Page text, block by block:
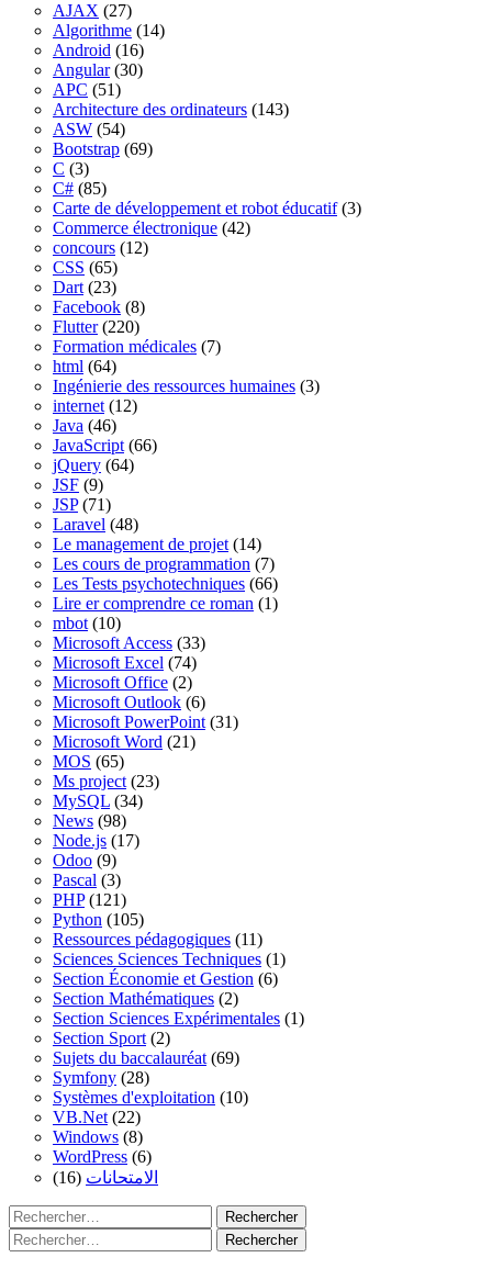
AJAX (27)
Algorithme (14)
Android (16)
Angular(30)
APC (51)
Architecture des ordinateurs (143)
ASW (54)
Bootstrap (69)
C (3)
C# (85)
Carte de développement et robot éducatif(3)
Commerce électronique (42)
concours (12)
CSS (65)
Dart(23)
Facebook (8)
Flutter(220)
Formation médicales (7)
html (64)
Ingénierie des ressources humaines (3)
internet(12)
Java (46)
JavaScript(66)
jQuery (64)
JSF (9)
JSP(71)
Laravel (48)
Le management de projet(14)
Les cours de programmation (7)
Les Tests psychotechniques (66)
Lire er comprendre ce roman (1)
mbot(10)
Microsoft Access (33)
Microsoft Excel (74)
Microsoft Office (2)
Microsoft Outlook (6)
Microsoft PowerPoint(31)
Microsoft Word (21)
MOS (65)
Ms project(23)
MySQL (34)
News (98)
Node.js (17)
Odoo (9)
Pascal (3)
PHP(121)
Python (105)
Ressources pédagogiques (11)
Sciences Sciences Techniques (1)
Section Économie et Gestion (6)
Section Mathématiques (2)
Section Sciences Expérimentales (1)
Section Sport(2)
Sujets du baccalauréat(69)
Symfony (28)
Systèmes d'exploitation (10)
VB.Net(22)
Windows (8)
WordPress (6)
الامتحانات (16)
Rechercher :
Rechercher :